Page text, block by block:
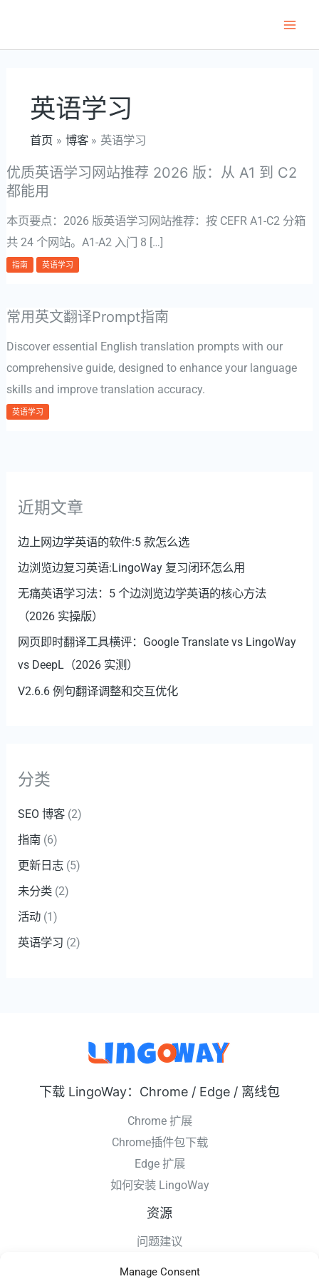
Manage Consent
内
英语学习
首页 博客 英语学习
优质英语学习网站推荐 2026 版：从 A1 到 C2
都能用
本页要点：2026 版英语学习网站推荐：按 CEFR A1-C2 分箱
共 24 个网站。A1-A2 入门 8 […]
指南 英语学习
常用英文翻译Prompt指南
Discover essential English translation prompts with our
comprehensive guide, designed to enhance your language
skills and improve translation accuracy.
英语学习
近期文章
边上网边学英语的软件:5 款怎么选
边浏览边复习英语:LingoWay 复习闭环怎么用
无痛英语学习法：5 个边浏览边学英语的核心方法
（2026 实操版）
网页即时翻译工具横评：Google Translate vs LingoWay
vs DeepL（2026 实测）
V2.6.6 例句翻译调整和交互优化
分类
SEO 博客 (2)
指南 (6)
更新日志 (5)
未分类 (2)
活动 (1)
英语学习 (2)
下载 LingoWay：Chrome / Edge / 离线包
Chrome 扩展
Chrome插件包下载
Edge 扩展
如何安装 LingoWay
资源
问题建议